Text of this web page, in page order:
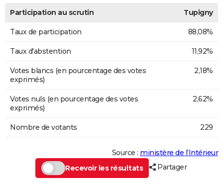
Participation au scrutin Tupigny
Taux de participation 88,08%
Taux d'abstention 11,92%
Votes blancs (en pourcentage des votes
exprimés)
2,18%
Votes nuls (en pourcentage des votes
exprimés)
2,62%
Nombre de votants 229
Source : ministère de l’Intérieur
Recevoir les résultats
Partager